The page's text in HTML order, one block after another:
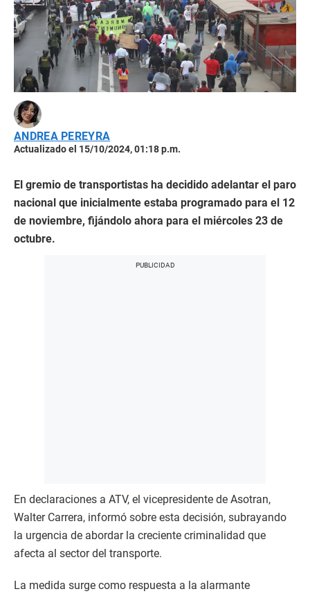
ANDREA PEREYRA
Actualizado el 15/10/2024, 01:18 p.m.
El gremio de transportistas ha decidido adelantar el paro
nacional que inicialmente estaba programado para el 12
de noviembre, fijándolo ahora para el miércoles 23 de
octubre.
En declaraciones a ATV, el vicepresidente de Asotran,
Walter Carrera, informó sobre esta decisión, subrayando
la urgencia de abordar la creciente criminalidad que
afecta al sector del transporte.
La medida surge como respuesta a la alarmante